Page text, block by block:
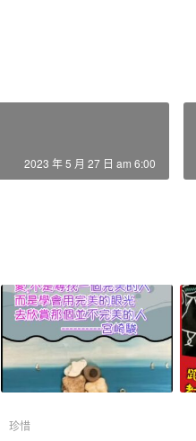
2023 年 5 月 27 日 am 6:00
珍惜